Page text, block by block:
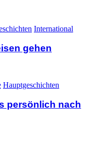
International
gehen
Hauptgeschichten
persönlich nach